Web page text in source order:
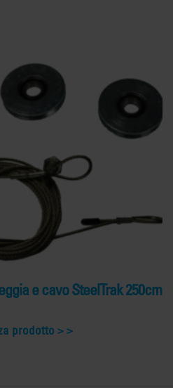
e cavo SteelTrak 250cm
prodotto >